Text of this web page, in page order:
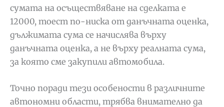
сумата на осъществяване на сделката е
12000, тоест по-ниска от данъчната оценка,
дължимата сума се начислява върху
данъчната оценка, а не върху реалната сума,
за която сме закупили автомобила.
Точно поради тези особености в различните
автономни области, трябва внимателно да